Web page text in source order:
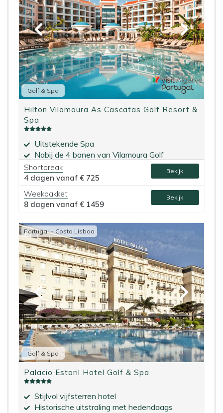
Golf & Spa
Hilton Vilamoura As Cascatas Golf Resort &
Spa
Uitstekende Spa
Nabij de 4 banen van Vilamoura Golf
Shortbreak
4 dagen vanaf € 725
Bekijk
Weekpakket
8 dagen vanaf € 1459
Bekijk
Portugal- Costa Lisboa
Golf & Spa
Palacio Estoril Hotel Golf & Spa
Stijlvol vijfsterren hotel
Historische uitstraling met hedendaags